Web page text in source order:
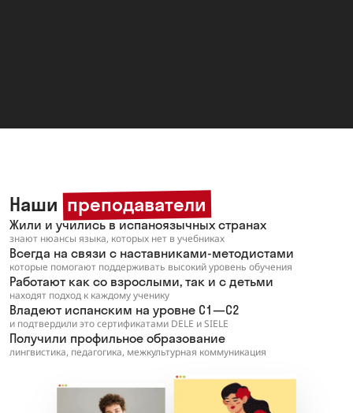
Наши преподаватели
Жили и учились в испаноязычных странах
знают нюансы языка, которых нет в учебниках
Всегда на связи с наставниками-методистами
которые помогают поддерживать высокий уровень обучения
Работают как со взрослыми, так и с детьми
находят подход к каждому ученику
Владеют испанским на уровне C1—C2
и подтвердили это сертификатами DELE и SIELE
Получили профильное образование
лингвистика, педагогика, межкультурная коммуникация